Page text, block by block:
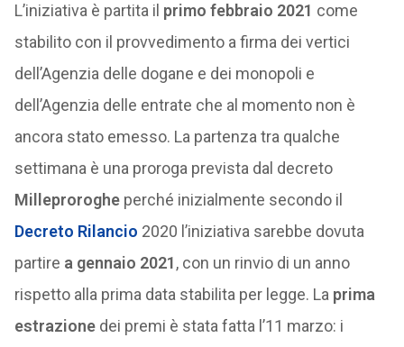
L’iniziativa è partita il primo febbraio 2021 come
stabilito con il provvedimento a firma dei vertici
dell’Agenzia delle dogane e dei monopoli e
dell’Agenzia delle entrate che al momento non è
ancora stato emesso. La partenza tra qualche
settimana è una proroga prevista dal decreto
Milleprorogheperché inizialmente secondo il
Decreto Rilancio 2020 l’iniziativa sarebbe dovuta
partire a gennaio 2021, con un rinvio di un anno
rispetto alla prima data stabilita per legge. La prima
estrazionedei premi è stata fatta l’11 marzo: i